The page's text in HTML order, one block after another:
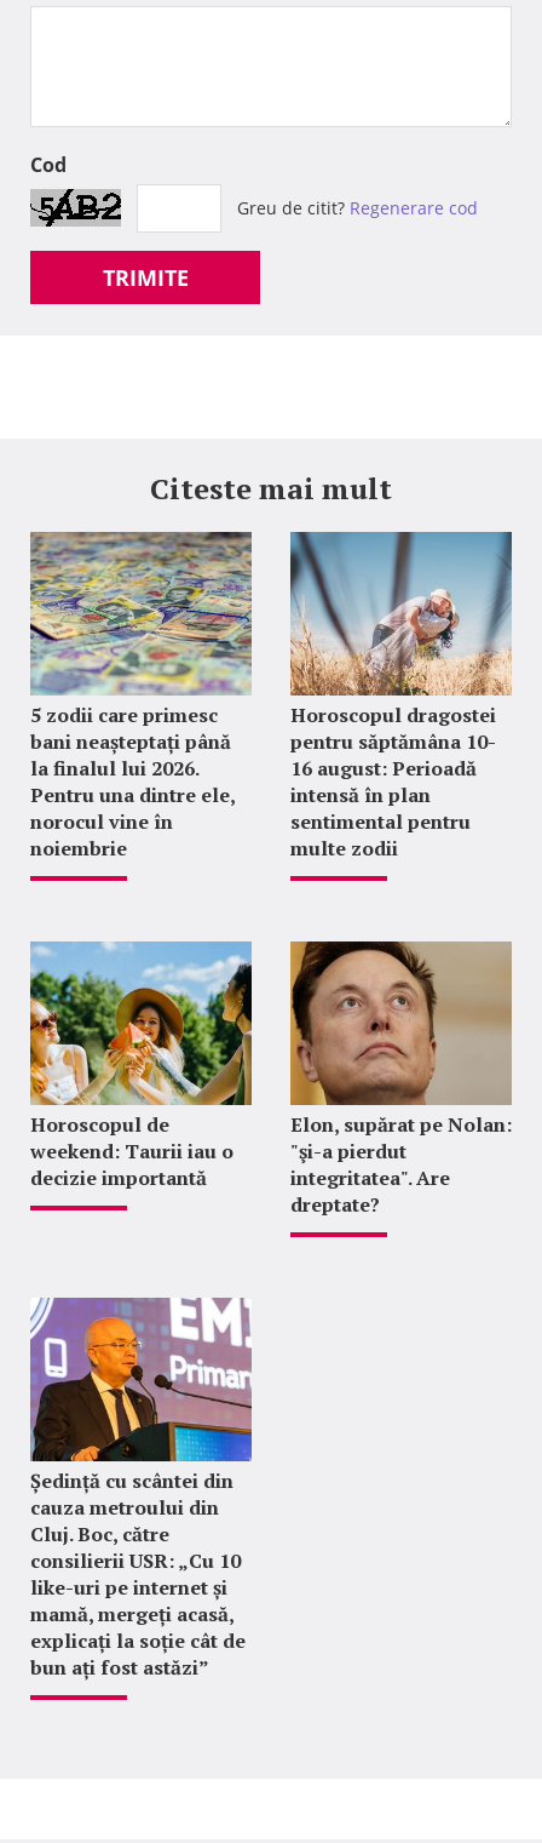
Cod
Greu de citit? Regenerare cod
TRIMITE
Citeste mai mult
5 zodii care primesc
bani neașteptați până
la finalul lui 2026.
Pentru una dintre ele,
norocul vine în
noiembrie
Horoscopul dragostei
pentru săptămâna 10-
16 august: Perioadă
intensă în plan
sentimental pentru
multe zodii
Horoscopul de
weekend: Taurii iau o
decizie importantă
Elon, supărat pe Nolan:
"şi-a pierdut
integritatea". Are
dreptate?
Ședință cu scântei din
cauza metroului din
Cluj. Boc, către
consilierii USR: „Cu 10
like-uri pe internet și
mamă, mergeți acasă,
explicați la soție cât de
bun ați fost astăzi”